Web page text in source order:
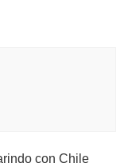
con Chile